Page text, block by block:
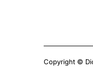
Copyright ©